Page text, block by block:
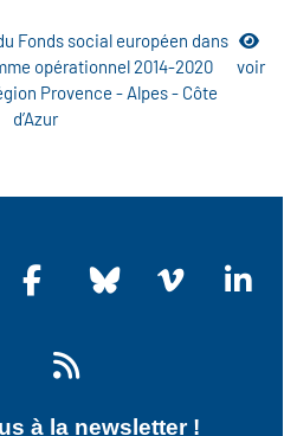
Fonds social européen dans
opérationnel 2014-2020
Provence - Alpes - Côte
d’Azur
voir
à la newsletter !